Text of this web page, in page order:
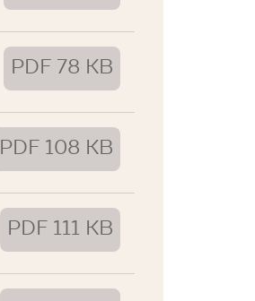
PDF 78 KB
PDF 108 KB
PDF 111 KB